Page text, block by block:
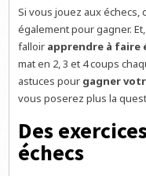
Si vous jouez aux échecs,
également pour gagner.
falloir apprendre à faire
mat en 2, 3 et 4 coups
astuces pour gagner
vous poserez plus la
Des
échecs